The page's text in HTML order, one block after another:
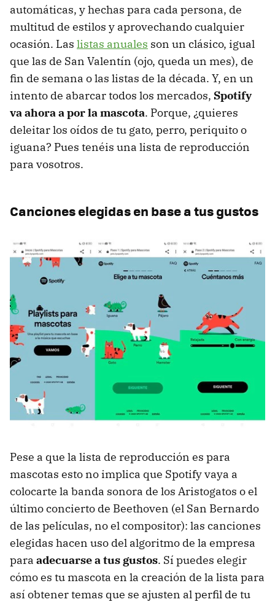
automáticas, y hechas para cada persona, de
multitud de estilos y aprovechando cualquier
ocasión. Las listas anuales son un clásico, igual
que las de San Valentín (ojo, queda un mes), de
fin de semana o las listas de la década. Y, en un
intento de abarcar todos los mercados, Spotify
va ahora a por la mascota. Porque, ¿quieres
deleitar los oídos de tu gato, perro, periquito o
iguana? Pues tenéis una lista de reproducción
para vosotros.
Canciones elegidas en base a tus gustos
Pese a que la lista de reproducción es para
mascotas esto no implica que Spotify vaya a
colocarte la banda sonora de los Aristogatos o el
último concierto de Beethoven (el San Bernardo
de las películas, no el compositor): las canciones
elegidas hacen uso del algoritmo de la empresa
para adecuarse a tus gustos. Sí puedes elegir
cómo es tu mascota en la creación de la lista para
así obtener temas que se ajusten al perfil de tu